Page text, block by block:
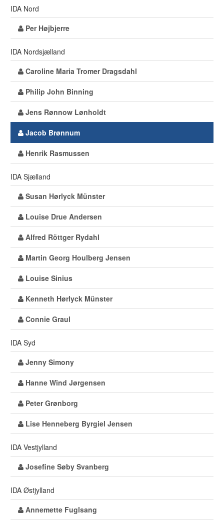
IDA Nord
Per Højbjerre
IDA Nordsjælland
Caroline Maria Tromer Dragsdahl
Philip John Binning
Jens Rønnow Lønholdt
Jacob Brønnum
Henrik Rasmussen
IDA Sjælland
Susan Hørlyck Münster
Louise Drue Andersen
Alfred Röttger Rydahl
Martin Georg Houlberg Jensen
Louise Sinius
Kenneth Hørlyck Münster
Connie Graul
IDA Syd
Jenny Simony
Hanne Wind Jørgensen
Peter Grønborg
Lise Henneberg Byrgiel Jensen
IDA Vestjylland
Josefine Søby Svanberg
IDA Østjylland
Annemette Fuglsang